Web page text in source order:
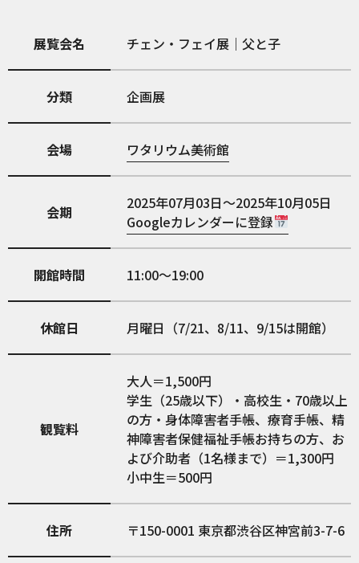
展覧会名 チェン・フェイ展｜父と子
分類 企画展
会場 ワタリウム美術館
会期
2025年07月03日～2025年10月05日
Googleカレンダーに登録
開館時間 11:00～19:00
休館日 月曜日（7/21、8/11、9/15は開館）
観覧料
大人＝1,500円
学生（25歳以下）・高校生・70歳以上
の方・身体障害者手帳、療育手帳、精
神障害者保健福祉手帳お持ちの方、お
よび介助者（1名様まで）＝1,300円
小中生＝500円
住所 150-0001 東京都渋谷区神宮前3-7-6